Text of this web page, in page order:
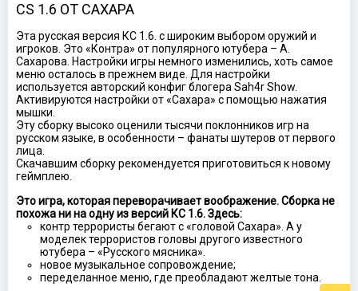
CS 1.6 ОТ САХАРА
Эта русская версия КС 1.6. с широким выбором оружий и
игроков. Это «Контра» от популярного ютубера – А.
Сахарова. Настройки игры немного изменились, хоть самое
меню осталось в прежнем виде. Для настройки
используется авторский конфиг блогера Sah4r Show.
Активируются настройки от «Сахара» с помощью нажатия
мышки.
Эту сборку высоко оценили тысячи поклонников игр на
русском языке, в особенности – фанаты шутеров от первого
лица.
Скачавшим сборку рекомендуется приготовиться к новому
геймплею.
Это игра, которая переворачивает воображение. Сборка не
похожа ни на одну из версий КС 1.6. Здесь:
контр террористы бегают с «головой Сахара». А у
моделек террористов головы другого известного
ютубера – «Русского мясника».
новое музыкальное сопровождение;
переделанное меню, где преобладают желтые тона.